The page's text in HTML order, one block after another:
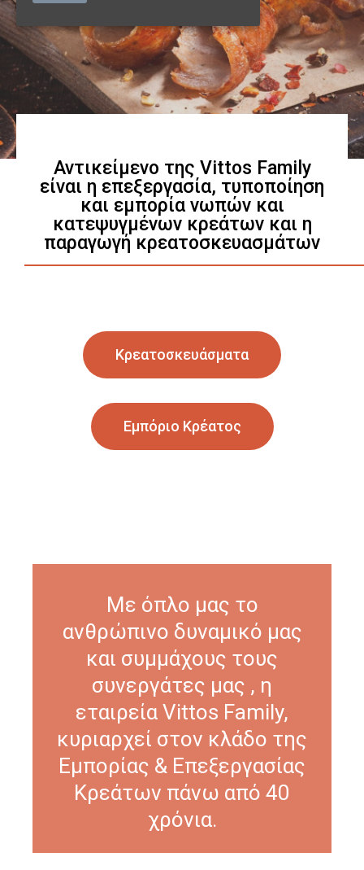
ποιότητας
Γνωρίστε μας
Αντικείμενο της Vittos Family
είναι η επεξεργασία, τυποποίηση
και εμπορία νωπών και
κατεψυγμένων κρεάτων και η
παραγωγή κρεατοσκευασμάτων
Κρεατοσκευάσματα
Εμπόριο Κρέατος
Με όπλο μας το
ανθρώπινο δυναμικό μας
και συμμάχους τους
συνεργάτες μας , η
εταιρεία Vittos Family,
κυριαρχεί στον κλάδο της
Εμπορίας & Επεξεργασίας
Κρεάτων πάνω από 40
χρόνια.